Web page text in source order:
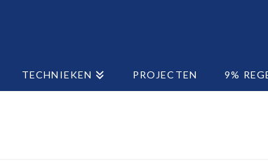
TECHNIEKEN PROJECTEN 9%